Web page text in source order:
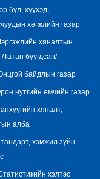
бүл, хүүхэд,
хөгжлийн газар
хяналтын
/Татан буугдсан/
байдлын газар
нутгийн өмчийн газар
хяналт,
алба
хэмжил зүйн
хэлтэс